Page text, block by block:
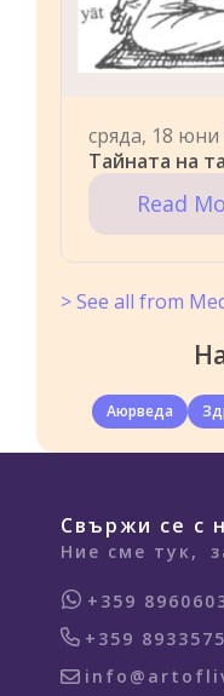
сряда, 18 юни
Тайната на
Read
> See all from
Аюрведа
Свържи се с
Ние сме тук,
+359
+359